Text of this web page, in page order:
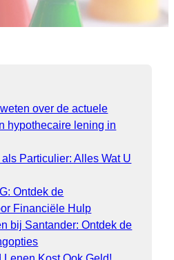
over de actuele
hypothecaire lening in
Particulier: Alles Wat U
Ontdek de
Financiële Hulp
bij Santander: Ontdek de